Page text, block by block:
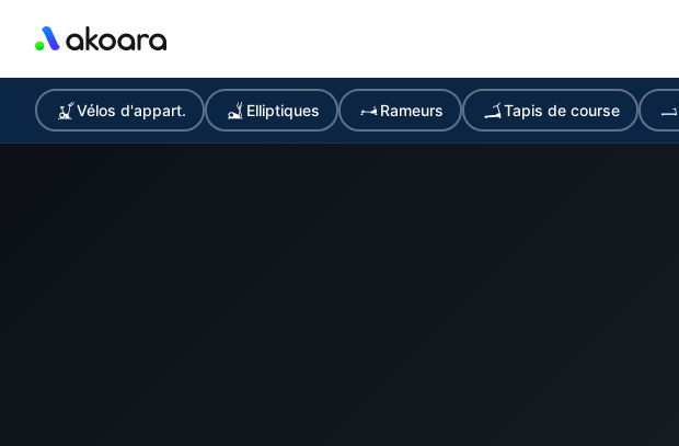
Vélos d'appart. Elliptiques Rameurs Tapis de course